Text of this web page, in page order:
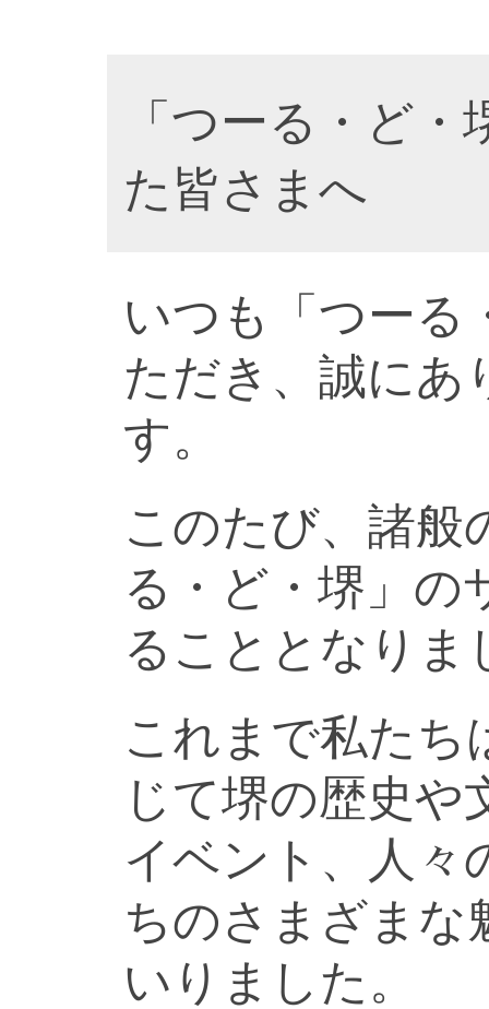
「つーる・ど
た皆さまへ
いつも「つーる
ただき、誠にあ
す。
このたび、諸般
る・ど・堺」の
ることとなりま
これまで私たち
じて堺の歴史や
イベント、人々
ちのさまざまな
いりました。